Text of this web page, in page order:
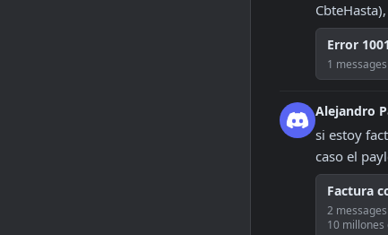
Error
1 messages
Alejandro
si estoy
caso el
Factura
2
10 millones